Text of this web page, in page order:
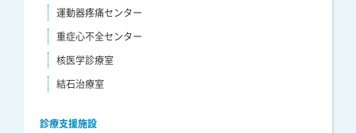
運動器疼痛センター
重症心不全センター
核医学診療室
結石治療室
診療支援施設